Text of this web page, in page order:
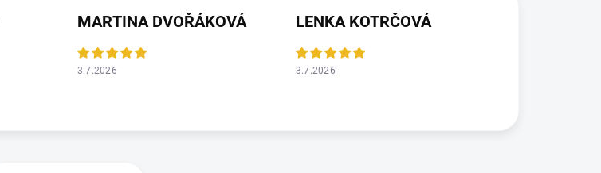
MARTINA DVOŘÁKOVÁ
3.7.2026
LENKA KOTRČOVÁ
3.7.2026